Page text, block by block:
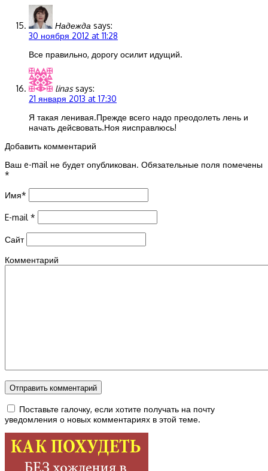
Надежда says:
30 ноября 2012 at 11:28
Все правильно, дорогу осилит идущий.
linas says:
21 января 2013 at 17:30
Я такая ленивая.Прежде всего надо преодолеть лень и
начать дейсвовать.Ноя яисправлюсь!
Добавить комментарий
Ваш e-mail не будет опубликован. Обязательные поля помечены
*
Имя*
E-mail *
Сайт
Комментарий
Поставьте галочку, если хотите получать на почту
уведомления о новых комментариях в этой теме.